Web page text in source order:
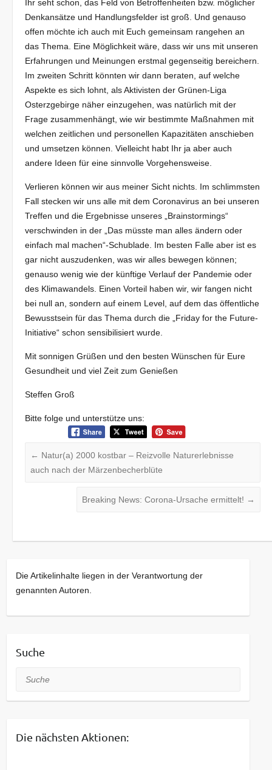
Ihr seht schon, das Feld von Betroffenheiten bzw. möglicher
Denkansätze und Handlungsfelder ist groß. Und genauso
offen möchte ich auch mit Euch gemeinsam rangehen an
das Thema. Eine Möglichkeit wäre, dass wir uns mit unseren
Erfahrungen und Meinungen erstmal gegenseitig bereichern.
Im zweiten Schritt könnten wir dann beraten, auf welche
Aspekte es sich lohnt, als Aktivisten der Grünen-Liga
Osterzgebirge näher einzugehen, was natürlich mit der
Frage zusammenhängt, wie wir bestimmte Maßnahmen mit
welchen zeitlichen und personellen Kapazitäten anschieben
und umsetzen können. Vielleicht habt Ihr ja aber auch
andere Ideen für eine sinnvolle Vorgehensweise.
Verlieren können wir aus meiner Sicht nichts. Im schlimmsten
Fall stecken wir uns alle mit dem Coronavirus an bei unseren
Treffen und die Ergebnisse unseres „Brainstormings“
verschwinden in der „Das müsste man alles ändern oder
einfach mal machen“-Schublade. Im besten Falle aber ist es
gar nicht auszudenken, was wir alles bewegen können;
genauso wenig wie der künftige Verlauf der Pandemie oder
des Klimawandels. Einen Vorteil haben wir, wir fangen nicht
bei null an, sondern auf einem Level, auf dem das öffentliche
Bewusstsein für das Thema durch die „Friday for the Future-
Initiative“ schon sensibilisiert wurde.
Mit sonnigen Grüßen und den besten Wünschen für Eure
Gesundheit und viel Zeit zum Genießen
Steffen Groß
Bitte folge und unterstütze uns:
← Natur(a) 2000 kostbar – Reizvolle Naturerlebnisse
auch nach der Märzenbecherblüte
Breaking News: Corona-Ursache ermittelt! →
Die Artikelinhalte liegen in der Verantwortung der
genannten Autoren.
Suche
Suche
Die nächsten Aktionen: